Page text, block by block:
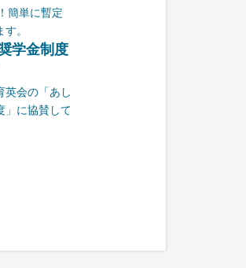
簡単に暫定
。
学金制度
英会の「あし
」に協賛して